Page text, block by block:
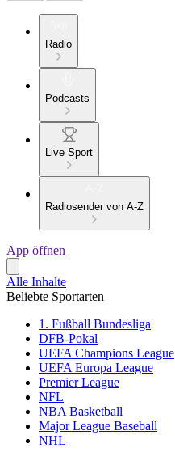
Radio
Podcasts
Live Sport
Radiosender von A-Z
App öffnen
Alle Inhalte
Beliebte Sportarten
1. Fußball Bundesliga
DFB-Pokal
UEFA Champions League
UEFA Europa League
Premier League
NFL
NBA Basketball
Major League Baseball
NHL